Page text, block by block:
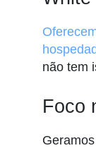
não tem
Foco